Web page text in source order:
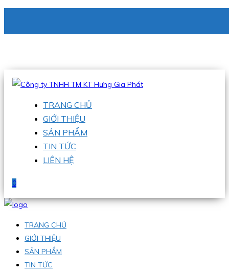
Hotline:0938 336 079
TRANG CHỦ
GIỚI THIỆU
SẢN PHẨM
TIN TỨC
LIÊN HỆ
0
TRANG CHỦ
GIỚI THIỆU
SẢN PHẨM
TIN TỨC